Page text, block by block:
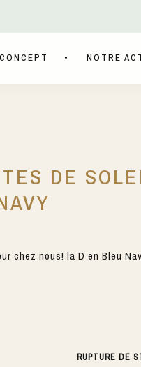
NOTRE
DE
chez nous! la D en Bleu
RUPTURE DE